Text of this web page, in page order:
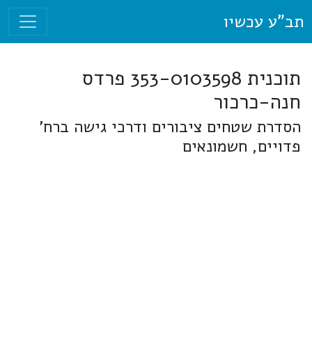
תב"ע עכשיו
תוכנית 353-0103598 פרדס
חנה-כרכור
הסדרת שטחים ציבורים ודרכי גישה ברח'
פדויים, חשמונאים